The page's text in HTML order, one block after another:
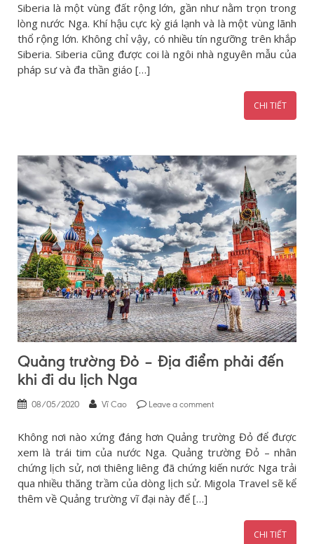
Siberia là một vùng đất rộng lớn, gần như nằm trọn trong
lòng nước Nga. Khí hậu cực kỳ giá lạnh và là một vùng lãnh
thổ rộng lớn. Không chỉ vậy, có nhiều tín ngưỡng trên khắp
Siberia. Siberia cũng được coi là ngôi nhà nguyên mẫu của
pháp sư và đa thần giáo […]
CHI TIẾT
Quảng trường Đỏ – Địa điểm phải đến
khi đi du lịch Nga
08/05/2020 Vĩ Cao Leave a comment
Không nơi nào xứng đáng hơn Quảng trường Đỏ để được
xem là trái tim của nước Nga. Quảng trường Đỏ – nhân
chứng lịch sử, nơi thiêng liêng đã chứng kiến nước Nga trải
qua nhiều thăng trầm của dòng lịch sử. Migola Travel sẽ kể
thêm về Quảng trường vĩ đại này để […]
CHI TIẾT